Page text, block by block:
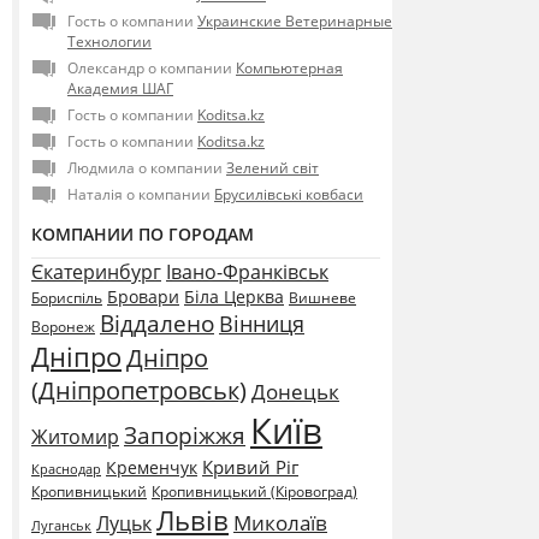
Гость о компании Украинские Ветеринарные
Технологии
Олександр о компании Компьютерная
Академия ШАГ
Гость о компании Koditsa.kz
Гость о компании Koditsa.kz
Людмила о компании Зелений світ
Наталія о компании Брусилівські ковбаси
КОМПАНИИ ПО ГОРОДАМ
Єкатеринбург Івано-Франківськ
Бориспіль Бровари Біла Церква Вишневе
Воронеж Віддалено Вінниця
ДніпроДніпро
(Дніпропетровськ) Донецьк
Житомир Запоріжжя Київ
Краснодар Кременчук Кривий Ріг
Кропивницький Кропивницький (Кіровоград)
Луганськ ЛуцькЛьвів Миколаїв